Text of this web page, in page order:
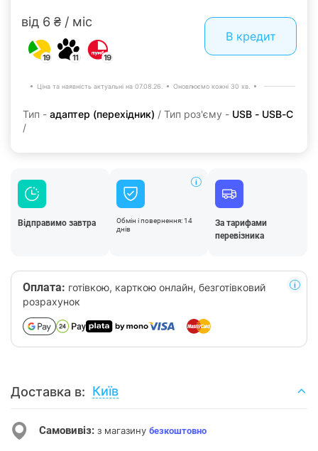
від 6 ₴ / міс
19 11 19
В кредит
Ціна та наявність актуальні на 07.08.26. Оновлюємо кожні 30 хв.
Тип - адаптер (перехідник) / Тип роз'єму - USB - USB-C
/
Відправимо завтра
Обмін і повернення: 14
днів
За тарифами
перевізника
Оплата: готівкою, карткою онлайн, безготівковий
розрахунок
Доставка в: Київ
Самовивіз: з магазину безкоштовно